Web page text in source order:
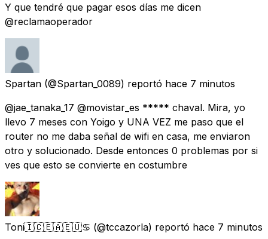
Y que tendré que pagar esos días me dicen
@reclamaoperador
Spartan (@Spartan_0089) reportó hace 7 minutos
@jae_tanaka_17 @movistar_es ***** chaval. Mira, yo
llevo 7 meses con Yoigo y UNA VEZ me paso que el
router no me daba señal de wifi en casa, me enviaron
otro y solucionado. Desde entonces 0 problemas por si
ves que esto se convierte en costumbre
Toni🇮🇨🇪🇦🇪🇺♋ (@tccazorla) reportó hace 7 minutos